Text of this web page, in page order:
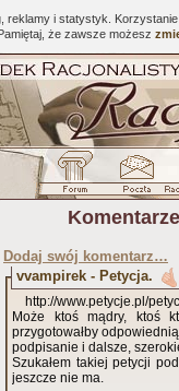
reklamy i statystyk.
że zawsze możesz
Dodaj swój komentarz…
vvampirek - Petycja.
http://www.petycje.pl/
Może ktoś mądry, ktoś
przygotowałby
podpisanie i dalsze,
Szukałem takiej petycji
jeszcze nie ma.